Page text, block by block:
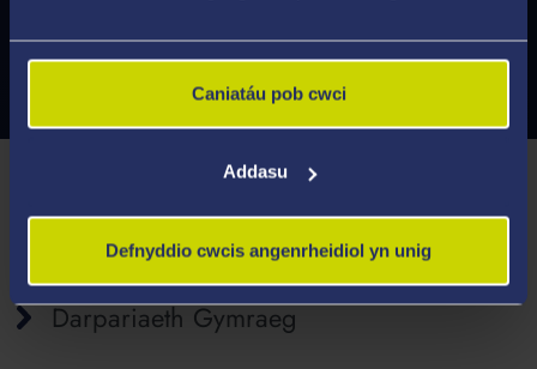
Caniatáu pob cwci
Addasu
Defnyddio cwcis angenrheidiol yn unig
Darpariaeth Gymraeg